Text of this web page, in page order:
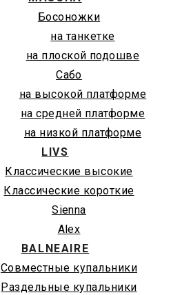
Босоножки
на танкетке
на плоской подошве
Сабо
на высокой платформе
на средней платформе
на низкой платформе
LIVS
Классические высокие
Классические короткие
Sienna
Alex
BALNEAIRE
Совместные купальники
Раздельные купальники